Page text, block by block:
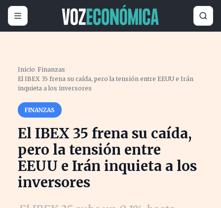
Inicio ›Finanzas ›
El IBEX 35 frena su caída, pero la tensión entre EEUU e Irán
inquieta a los inversores
FINANZAS
El IBEX 35 frena su caída,
pero la tensión entre
EEUU e Irán inquieta a los
inversores